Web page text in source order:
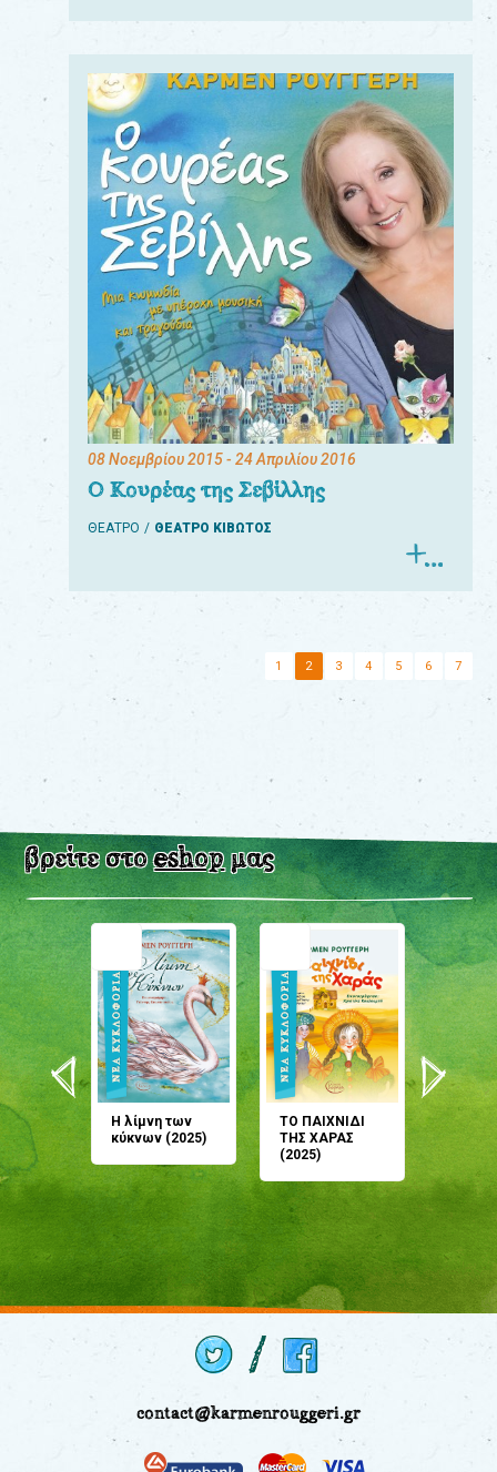
08 Νοεμβρίου 2015- 24 Απριλίου 2016
Ο Κουρέας της Σεβίλλης
ΘΕΑΤΡΟ ΘΕΑΤΡΟ ΚΙΒΩΤΟΣ
1 2 3 4 5 6 7
βρείτε στοeshopμας
Η λίμνη των
κύκνων (2025)
ΤΟ ΠΑΙΧΝΙΔΙ
ΤΗΣ ΧΑΡΑΣ
(2025)
μου;
(2024)
contact@karmenrouggeri.gr